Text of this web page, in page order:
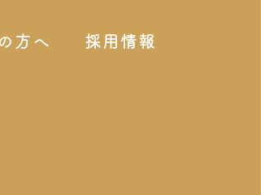
方へ 採用情報